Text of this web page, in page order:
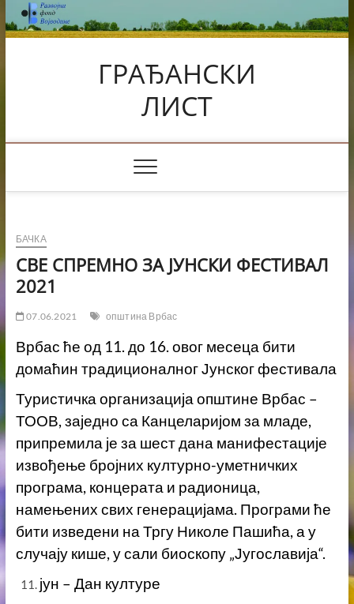
Skip
to
content
ГРАЂАНСКИ
ЛИСТ
БАЧКА
СВЕ СПРЕМНО ЗА ЈУНСКИ ФЕСТИВАЛ
2021
07.06.2021 општина Врбас
Врбас ће од 11. до 16. овог месеца бити
домаћин традиционалног Јунског фестивала
Туристичка организација општине Врбас –
ТООВ, заједно са Канцеларијом за младе,
припремила је за шест дана манифестације
извођење бројних културно-уметничких
програма, концерата и радионица,
намењених свих генерацијама. Програми ће
бити изведени на Тргу Николе Пашића, а у
случају кише, у сали биоскопу „Југославија“.
јун – Дан културе